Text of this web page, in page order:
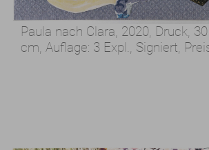
Paula nach Clara, 2020, Druck,
cm, Auflage: 3 Expl., Signiert,